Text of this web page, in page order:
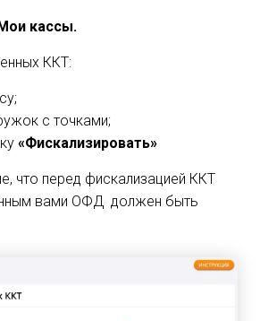
кассы.
ККТ:
с точками;
«Фискализировать»
что перед фискализацией ККТ
вами ОФД должен быть